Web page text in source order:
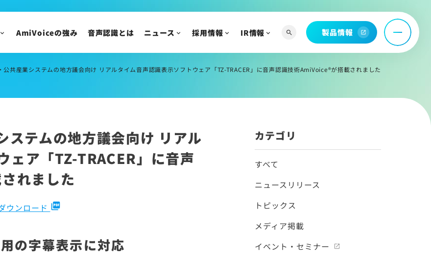
ィア掲載
株主・投資家の皆様へ
株主総会/株式関連情報
株価情報
AmiVoiceの強み 音声認識とは ニュース 採用情報 IR情報 search 製品情報 open_in_new
公共産業システムの地方議会向け リアルタイム音声認識表示ソフトウェア「TZ-TRACER」に音声認識技術AmiVoice®が搭載されました
ステムの地方議会向け リアル
ェア「TZ-TRACER」に音声
れました
ウンロード picture_as_pdf
の字幕表示に対応
カテゴリ
すべて
ニュースリリース
トピックス
メディア掲載
イベント・セミナー